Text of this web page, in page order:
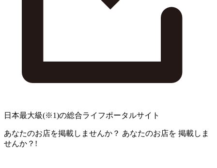
日本最大級(※1)の総合ライフポータルサイト
あなたのお店を掲載しませんか？ あなたのお店を 掲載しま
せんか？!